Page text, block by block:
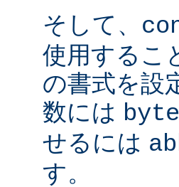
そして、
使用するこ
の書式を設
数には
せるには
す。